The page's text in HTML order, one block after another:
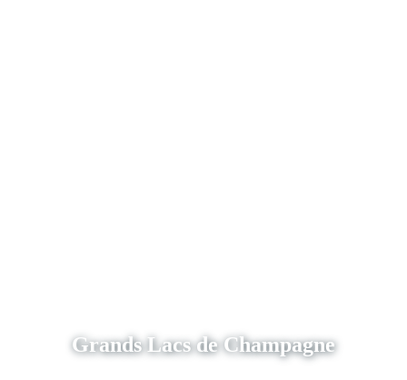
Grands Lacs de Champagne